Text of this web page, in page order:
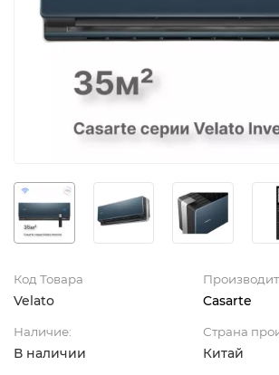
Код Товара
Velato Casarte
Наличие:
В наличии
Страна
Китай